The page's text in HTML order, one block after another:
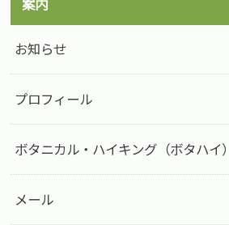
案内
お知らせ
プロフィール
ボタニカル・ハイキング（ボタハイ）
メール